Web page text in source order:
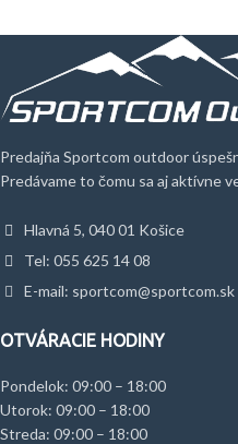
Predajňa Sportcom outdoor
Predávame to čomu sa aj aktívne
Hlavná 5, 040 01 Košice
Tel: 055 625 14 08
E-mail: sportcom@sportcom.sk
OTVÁRACIE HODINY
Pondelok: 09:00 – 18:00
Utorok: 09:00 – 18:00
Streda: 09:00 – 18:00